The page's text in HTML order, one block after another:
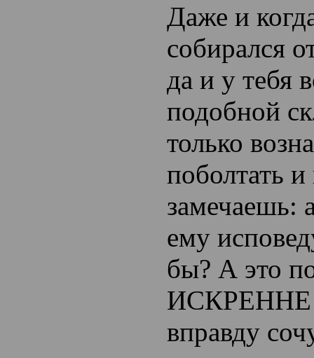
Даже и
собирался
да и у тебя
подобной
только
поболтать
замечаешь:
ему
бы? А это
ИСКРЕННЕ
вправду